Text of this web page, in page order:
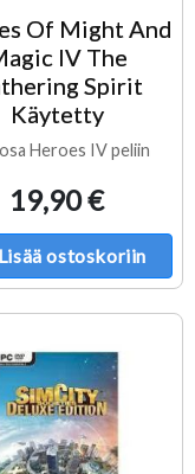
Of Might And
IV The
Spirit
Käytetty
Heroes IV peliin
19,90 €
Lisää ostoskoriin